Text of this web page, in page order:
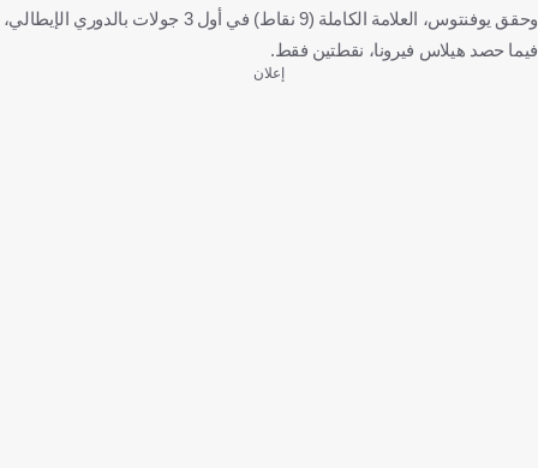
وحقق يوفنتوس، العلامة الكاملة (9 نقاط) في أول 3 جولات بالدوري الإيطالي،
فيما حصد هيلاس فيرونا، نقطتين فقط.
إعلان